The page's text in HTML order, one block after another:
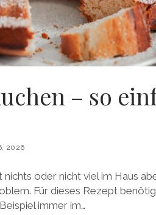
– so
2026
nichts oder nicht viel im Haus
Für dieses Rezept
immer im…